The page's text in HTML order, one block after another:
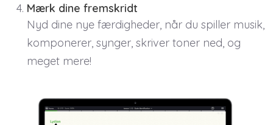
Mærk dine fremskridt
Nyd dine nye færdigheder, når du spiller musik,
komponerer, synger, skriver toner ned, og
meget mere!